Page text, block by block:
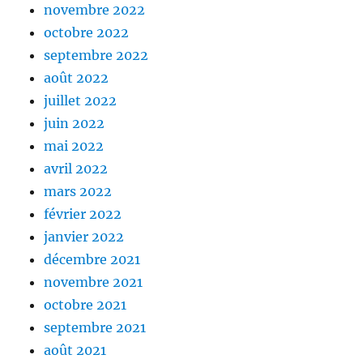
novembre 2022
octobre 2022
septembre 2022
août 2022
juillet 2022
juin 2022
mai 2022
avril 2022
mars 2022
février 2022
janvier 2022
décembre 2021
novembre 2021
octobre 2021
septembre 2021
août 2021